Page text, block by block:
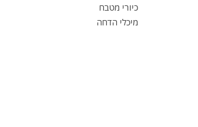
כיורי מטבח
מיכלי הדחה